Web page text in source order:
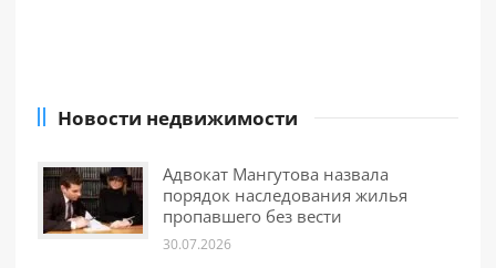
Новости недвижимости
Адвокат Мангутова назвала
порядок наследования жилья
пропавшего без вести
30.07.2026